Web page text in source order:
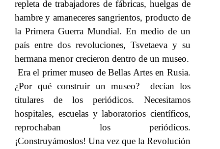
repleta de trabajadores de fábricas, huelgas de
hambre y amaneceres sangrientos, producto de
la Primera Guerra Mundial. En medio de un
país entre dos revoluciones, Tsvetaeva y su
hermana menor crecieron dentro de un museo.
Era el primer museo de Bellas Artes en Rusia.
¿Por qué construir un museo? –decían los
titulares de los periódicos. Necesitamos
hospitales, escuelas y laboratorios científicos,
reprochaban los periódicos.
¡Construyámoslos! Una vez que la Revolución